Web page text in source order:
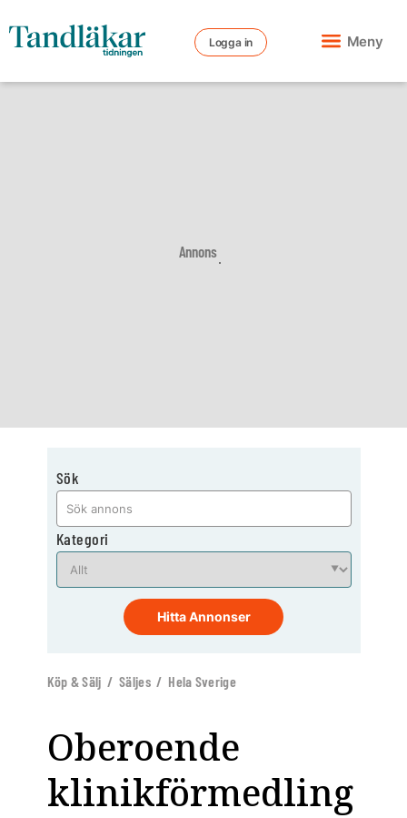
Logga in Meny
Annons
Sök
Kategori
Hitta Annonser
Köp & Sälj / Säljes / Hela Sverige
Oberoende
klinikförmedling